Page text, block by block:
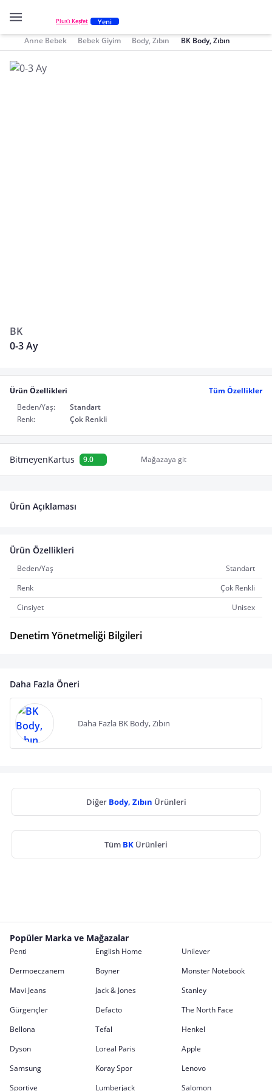
Plus'ı Keşfet Yeni
Anne Bebek Bebek Giyim Body, Zıbın BK Body, Zıbın
BK
0-3 Ay
Ürün Özellikleri
Tüm Özellikler
Beden/Yaş:
Standart
Renk:
Çok Renkli
BitmeyenKartus 9.0 Mağazaya git
Ürün Açıklaması
Ürün Özellikleri
Beden/Yaş
Standart
Renk
Çok Renkli
Cinsiyet
Unisex
Denetim Yönetmeliği Bilgileri
Daha Fazla Öneri
Daha Fazla BK Body, Zıbın
Diğer Body, Zıbın Ürünleri
Tüm BK Ürünleri
Popüler Marka ve Mağazalar
Penti English Home
Unilever
Dermoeczanem
Boyner
Monster Notebook
Mavi Jeans
Jack & Jones
Stanley
Gürgençler
Defacto
The North Face
Bellona
Tefal
Henkel
Dyson
Loreal Paris
Apple
Samsung
Koray Spor
Lenovo
Sportive
Lumberjack Salomon